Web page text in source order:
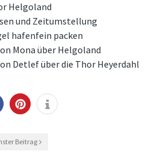
Helgoland
und Zeitumstellung
hafenfein packen
Mona über Helgoland
Detlef über die Thor Heyerdahl
Beitrag